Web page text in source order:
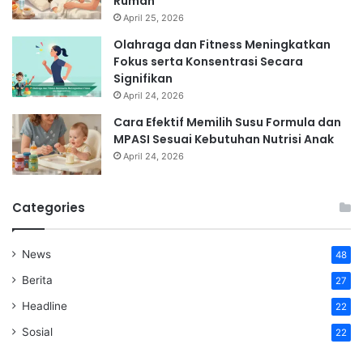
April 25, 2026
Olahraga dan Fitness Meningkatkan
Fokus serta Konsentrasi Secara
Signifikan
April 24, 2026
Cara Efektif Memilih Susu Formula dan
MPASI Sesuai Kebutuhan Nutrisi Anak
April 24, 2026
Categories
News 48
Berita 27
Headline 22
Sosial 22